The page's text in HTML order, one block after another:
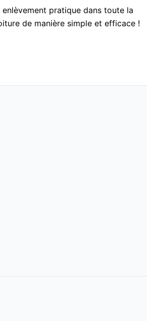
pratique dans toute la
de manière simple et efficace !